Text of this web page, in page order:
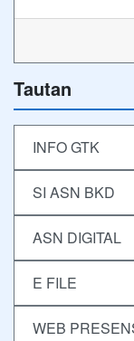
Tautan
INFO GTK
SI ASN BKD
ASN DIGITAL
E FILE
WEB